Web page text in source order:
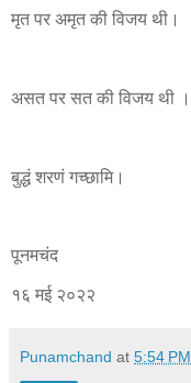
मृत पर अमृत की विजय थी।
असत पर सत की विजय थी ।
बुद्धं शरणं गच्छामि।
पूनमचंद
१६ मई २०२२
Punamchand at 5:54 PM